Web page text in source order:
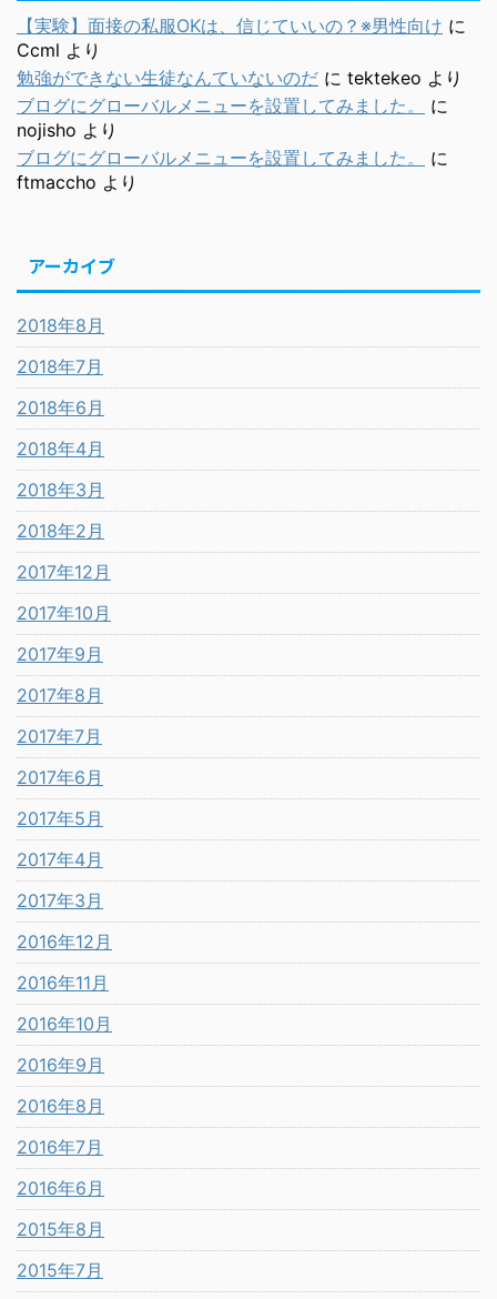
【実験】面接の私服OKは、信じていいの？※男性向け に
Ccml より
勉強ができない生徒なんていないのだ に tektekeo より
ブログにグローバルメニューを設置してみました。
に
nojisho より
ブログにグローバルメニューを設置してみました。
に
ftmaccho より
アーカイブ
2018年8月
2018年7月
2018年6月
2018年4月
2018年3月
2018年2月
2017年12月
2017年10月
2017年9月
2017年8月
2017年7月
2017年6月
2017年5月
2017年4月
2017年3月
2016年12月
2016年11月
2016年10月
2016年9月
2016年8月
2016年7月
2016年6月
2015年8月
2015年7月